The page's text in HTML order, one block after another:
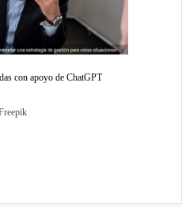
con apoyo de ChatGPT